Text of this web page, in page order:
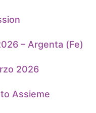
– Argenta (Fe)
2026
Assieme